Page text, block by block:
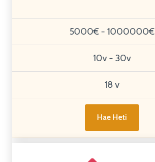
5000€ - 1000000€
10v - 30v
18 v
Hae Heti